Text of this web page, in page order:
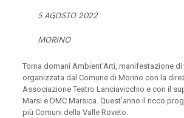
5 AGOSTO 2022
MORINO
Torna domani Ambient’Arti, manifestazione di
organizzata dal Comune di Morino con la
Associazione Teatro Lanciavicchio e con il
Marsi e DMC Marsica. Quest’anno il ricco
più Comuni della Valle Roveto.